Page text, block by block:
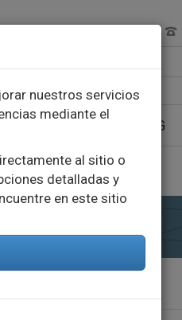
nuestros servicios
mediante el
al sitio o
detalladas y
en este sitio
BLOG